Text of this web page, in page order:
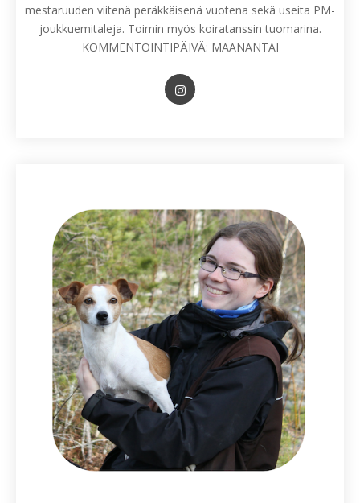
mestaruuden viitenä peräkkäisenä vuotena sekä useita PM-
joukkuemitaleja. Toimin myös koiratanssin tuomarina.
KOMMENTOINTIPÄIVÄ: MAANANTAI